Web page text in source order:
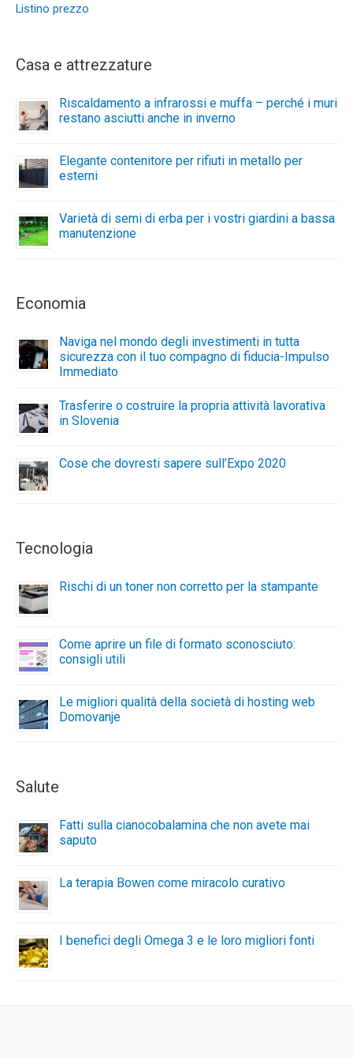
Listino prezzo
Casa e attrezzature
Riscaldamento a infrarossi e muffa – perché i muri
restano asciutti anche in inverno
Elegante contenitore per rifiuti in metallo per
esterni
Varietà di semi di erba per i vostri giardini a bassa
manutenzione
Economia
Naviga nel mondo degli investimenti in tutta
sicurezza con il tuo compagno di fiducia-Impulso
Immediato
Trasferire o costruire la propria attività lavorativa
in Slovenia
Cose che dovresti sapere sull’Expo 2020
Tecnologia
Rischi di un toner non corretto per la stampante
Come aprire un file di formato sconosciuto:
consigli utili
Le migliori qualità della società di hosting web
Domovanje
Salute
Fatti sulla cianocobalamina che non avete mai
saputo
La terapia Bowen come miracolo curativo
I benefici degli Omega 3 e le loro migliori fonti